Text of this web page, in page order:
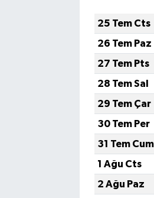
25 Tem Cts
26 Tem Paz
27 Tem Pts
28 Tem Sal
29 Tem Çar
30 Tem Per
31 Tem Cum
1 Ağu Cts
2 Ağu Paz